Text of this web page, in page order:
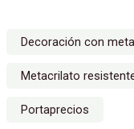
Decoración con
Metacrilato
Portaprecios